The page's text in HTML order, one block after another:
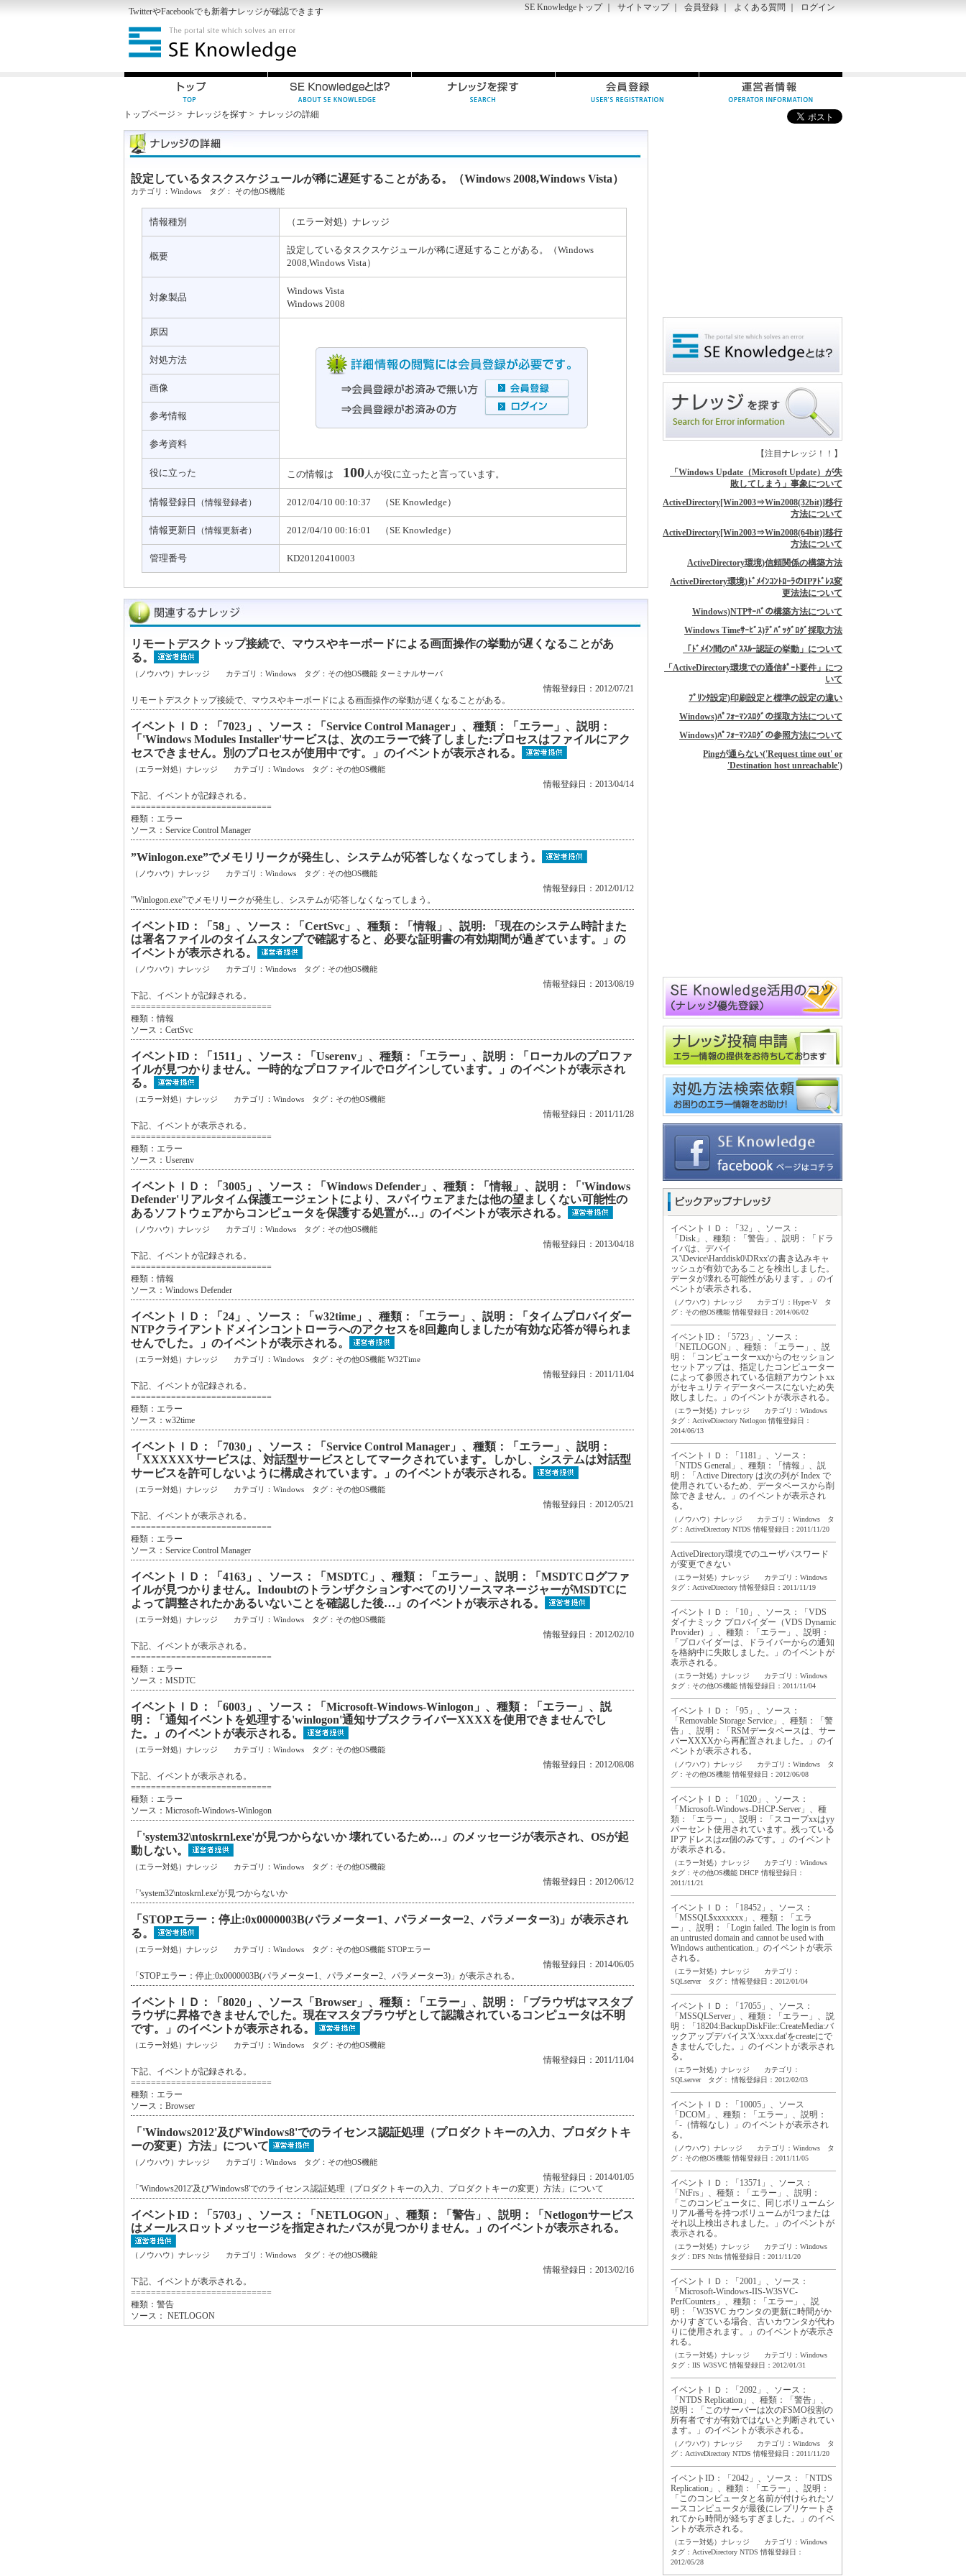
TwitterやFacebookでも新着ナレッジが確認できます SE Knowledgeトップ｜ サイトマップ｜ 会員登録 よくある質問 ログイン
トップページ > ナレッジを探す > ナレッジの詳細
設定しているタスクスケジュールが稀に遅延することがある。（Windows 2008,Windows Vista）
カテゴリ： Windows タグ： その他OS機能
情報種別 （エラー対処）ナレッジ
概要
設定しているタスクスケジュールが稀に遅延することがある。（Windows
2008,Windows Vista）
対象製品
Windows Vista
Windows 2008
原因
対処方法
画像
参考情報
参考資料
役に立った この情報は 100人が役に立ったと言っています。
情報登録日 （情報登録者） 2012/04/10 00:10:37 （SE Knowledge）
情報更新日 （情報更新者） 2012/04/10 00:16:01 （SE Knowledge）
管理番号 KD20120410003
リモートデスクトップ接続で、マウスやキーボードによる画面操作の挙動が遅くなることがあ
る。
（ノウハウ）ナレッジ カテゴリ：Windows タグ： その他OS機能 ターミナルサーバ
情報登録日：2012/07/21
リモートデスクトップ接続で、マウスやキーボードによる画面操作の挙動が遅くなることがある。
イベントＩＤ：「7023」、ソース：「Service Control Manager」、種類：「エラー」、説明：
「'Windows Modules Installer'サービスは、次のエラーで終了しました:プロセスはファイルにアク
セスできません。別のプロセスが使用中です。」のイベントが表示される。
（エラー対処）ナレッジ カテゴリ：Windows タグ： その他OS機能
情報登録日：2013/04/14
下記、イベントが記録される。
============================
種類：エラー
ソース：Service Control Manager
”Winlogon.exe”でメモリリークが発生し、システムが応答しなくなってしまう。
（ノウハウ）ナレッジ カテゴリ：Windows タグ： その他OS機能
情報登録日：2012/01/12
”Winlogon.exe”でメモリリークが発生し、システムが応答しなくなってしまう。
イベントID：「58」、ソース：「CertSvc」、種類：「情報」、説明: 「現在のシステム時計また
は署名ファイルのタイムスタンプで確認すると、必要な証明書の有効期間が過ぎています。」の
イベントが表示される。
（ノウハウ）ナレッジ カテゴリ：Windows タグ： その他OS機能
情報登録日：2013/08/19
下記、イベントが記録される。
============================
種類：情報
ソース：CertSvc
イベントID：「1511」、ソース：「Userenv」、種類：「エラー」、説明：「ローカルのプロファ
イルが見つかりません。一時的なプロファイルでログインしています。」のイベントが表示され
る。
（エラー対処）ナレッジ カテゴリ：Windows タグ： その他OS機能
情報登録日：2011/11/28
下記、イベントが表示される。
============================
種類：エラー
ソース：Userenv
イベントＩＤ：「3005」、ソース：「Windows Defender」、種類：「情報」、説明：「'Windows
Defender'リアルタイム保護エージェントにより、スパイウェアまたは他の望ましくない可能性の
あるソフトウェアからコンピュータを保護する処置が…」のイベントが表示される。
（ノウハウ）ナレッジ カテゴリ：Windows タグ： その他OS機能
情報登録日：2013/04/18
下記、イベントが記録される。
============================
種類：情報
ソース：Windows Defender
イベントＩＤ：「24」、ソース：「w32time」、種類：「エラー」、説明：「タイムプロバイダー
NTPクライアントドメインコントローラへのアクセスを8回趣向しましたが有効な応答が得られま
せんでした。」のイベントが表示される。
（エラー対処）ナレッジ カテゴリ：Windows タグ： その他OS機能 W32Time
情報登録日：2011/11/04
下記、イベントが記録される。
============================
種類：エラー
ソース：w32time
イベントＩＤ：「7030」、ソース：「Service Control Manager」、種類：「エラー」、説明：
「XXXXXXサービスは、対話型サービスとしてマークされています。しかし、システムは対話型
サービスを許可しないように構成されています。」のイベントが表示される。
（エラー対処）ナレッジ カテゴリ：Windows タグ： その他OS機能
情報登録日：2012/05/21
下記、イベントが表示される。
============================
種類：エラー
ソース：Service Control Manager
イベントＩＤ：「4163」、ソース：「MSDTC」、種類：「エラー」、説明：「MSDTCログファ
イルが見つかりません。IndoubtのトランザクションすべてのリソースマネージャーがMSDTCに
よって調整されたかあるいないことを確認した後…」のイベントが表示される。
（エラー対処）ナレッジ カテゴリ：Windows タグ： その他OS機能
情報登録日：2012/02/10
下記、イベントが表示される。
============================
種類：エラー
ソース：MSDTC
イベントＩＤ：「6003」、ソース：「Microsoft-Windows-Winlogon」、種類：「エラー」、説
明：「通知イベントを処理する'winlogon'通知サブスクライバーXXXXを使用できませんでし
た。」のイベントが表示される。
（エラー対処）ナレッジ カテゴリ：Windows タグ： その他OS機能
情報登録日：2012/08/08
下記、イベントが表示される。
============================
種類：エラー
ソース：Microsoft-Windows-Winlogon
「'system32\ntoskrnl.exe'が見つからないか 壊れているため…」のメッセージが表示され、OSが起
動しない。
（エラー対処）ナレッジ カテゴリ：Windows タグ： その他OS機能
情報登録日：2012/06/12
「'system32\ntoskrnl.exe'が見つからないか
「STOPエラー：停止:0x0000003B(パラメーター1、パラメーター2、パラメーター3)」が表示され
る。
（エラー対処）ナレッジ カテゴリ：Windows タグ： その他OS機能 STOPエラー
情報登録日：2014/06/05
「STOPエラー：停止:0x0000003B(パラメーター1、パラメーター2、パラメーター3)」が表示される。
イベントＩＤ：「8020」、ソース「Browser」、種類：「エラー」、説明：「ブラウザはマスタブ
ラウザに昇格できませんでした。現在マスタブラウザとして認識されているコンピュータは不明
です。」のイベントが表示される。
（エラー対処）ナレッジ カテゴリ：Windows タグ： その他OS機能
情報登録日：2011/11/04
下記、イベントが記録される。
============================
種類：エラー
ソース：Browser
「'Windows2012'及び'Windows8'でのライセンス認証処理（プロダクトキーの入力、プロダクトキ
ーの変更）方法」について
（ノウハウ）ナレッジ カテゴリ：Windows タグ： その他OS機能
情報登録日：2014/01/05
「'Windows2012'及び'Windows8'でのライセンス認証処理（プロダクトキーの入力、プロダクトキーの変更）方法」について
イベントID：「5703」、ソース：「NETLOGON」、種類：「警告」、説明：「Netlogonサービス
はメールスロットメッセージを指定されたパスが見つかりません。」のイベントが表示される。
（ノウハウ）ナレッジ カテゴリ：Windows タグ： その他OS機能
情報登録日：2013/02/16
下記、イベントが表示される。
============================
種類：警告
ソース： NETLOGON
【注目ナレッジ！！】
「Windows Update（Microsoft Update）が失
敗してしまう」事象について
ActiveDirectory[Win2003⇒Win2008(32bit)]移行
方法について
ActiveDirectory[Win2003⇒Win2008(64bit)]移行
方法について
ActiveDirectory環境)信頼関係の構築方法
ActiveDirectory環境)ﾄﾞﾒｲﾝｺﾝﾄﾛｰﾗのIPｱﾄﾞﾚｽ変
更法法について
Windows)NTPｻｰﾊﾞの構築方法について
Windows Timeｻｰﾋﾞｽ)ﾃﾞﾊﾞｯｸﾞﾛｸﾞ採取方法
「ﾄﾞﾒｲﾝ間のﾊﾟｽｽﾙｰ認証の挙動」について
「ActiveDirectory環境での通信ﾎﾟｰﾄ要件」につ
いて
ﾌﾟﾘﾝﾀ設定)印刷設定と標準の設定の違い
Windows)ﾊﾟﾌｫｰﾏﾝｽﾛｸﾞの採取方法について
Windows)ﾊﾟﾌｫｰﾏﾝｽﾛｸﾞの参照方法について
Pingが通らない('Request time out' or
'Destination host unreachable')
イベントＩＤ：「32」、ソース：
「Disk」、種類：「警告」、説明：「ドラ
イバは、デバイ
ス'\Device\Harddisk0\DRxx'の書き込みキャ
ッシュが有効であることを検出しました。
データが壊れる可能性があります。」のイ
ベントが表示される。
（ノウハウ）ナレッジ カテゴリ：Hyper-V タ
グ： その他OS機能 情報登録日：2014/06/02
イベントID：「5723」、ソース：
「NETLOGON」、種類：「エラー」、説
明：「コンピューターxxからのセッション
セットアップは、指定したコンピューター
によって参照されている信頼アカウントxx
がセキュリティデータベースにないため失
敗しました。」のイベントが表示される。
（エラー対処）ナレッジ カテゴリ：Windows
タグ： ActiveDirectory Netlogon 情報登録日：
2014/06/13
イベントＩＤ：「1181」、ソース：
「NTDS General」、種類：「情報」、説
明：「Active Directory は次の列が Index で
使用されているため、データベースから削
除できません。」のイベントが表示され
る。
（ノウハウ）ナレッジ カテゴリ：Windows タ
グ： ActiveDirectory NTDS 情報登録日：2011/11/20
ActiveDirectory環境でのユーザパスワード
が変更できない
（エラー対処）ナレッジ カテゴリ：Windows
タグ： ActiveDirectory 情報登録日：2011/11/19
イベントＩＤ：「10」、ソース：「VDS
ダイナミック プロバイダー（VDS Dynamic
Provider）」、種類：「エラー」、説明：
「プロバイダーは、ドライバーからの通知
を格納中に失敗しました。」のイベントが
表示される。
（エラー対処）ナレッジ カテゴリ：Windows
タグ： その他OS機能 情報登録日：2011/11/04
イベントＩＤ：「95」、ソース：
「Removable Storage Service」、種類：「警
告」、説明：「RSMデータベースは、サー
バーXXXXから再配置されました。」のイ
ベントが表示される。
（ノウハウ）ナレッジ カテゴリ：Windows タ
グ： その他OS機能 情報登録日：2012/06/08
イベントＩＤ：「1020」、ソース：
「Microsoft-Windows-DHCP-Server」、種
類：「エラー」、説明：「スコープxxはyy
パーセント使用されています。残っている
IPアドレスはzz個のみです。」のイベント
が表示される。
（エラー対処）ナレッジ カテゴリ：Windows
タグ： その他OS機能 DHCP 情報登録日：
2011/11/21
イベントＩＤ：「18452」、ソース：
「MSSQL$xxxxxxx」、種類：「エラ
ー」、説明：「Login failed. The login is from
an untrusted domain and cannot be used with
Windows authentication.」のイベントが表示
される。
（エラー対処）ナレッジ カテゴリ：
SQLserver タグ：
情報登録日：2012/01/04
イベントＩＤ：「17055」、ソース：
「MSSQLServer」、種類：「エラー」、説
明：「18204:BackupDiskFile::CreateMedia:バ
ックアップデバイス'X:\xxx.dat'をcreateにで
きませんでした。」のイベントが表示され
る。
（エラー対処）ナレッジ カテゴリ：
SQLserver タグ：
情報登録日：2012/02/03
イベントＩＤ：「10005」、ソース
「DCOM」、種類：「エラー」、説明：
「-（情報なし）」のイベントが表示され
る。
（ノウハウ）ナレッジ カテゴリ：Windows タ
グ： その他OS機能 情報登録日：2011/11/05
イベントＩＤ：「13571」、ソース：
「NtFrs」、種類：「エラー」、説明：
「このコンピュータに、同じボリュームシ
リアル番号を持つボリュームが1つまたは
それ以上検出されました。」のイベントが
表示される。
（エラー対処）ナレッジ カテゴリ：Windows
タグ： DFS Ntfrs 情報登録日：2011/11/20
イベントＩＤ：「2001」、ソース：
「Microsoft-Windows-IIS-W3SVC-
PerfCounters」、種類：「エラー」、説
明：「W3SVC カウンタの更新に時間がか
かりすぎている場合、古いカウンタが代わ
りに使用されます。」のイベントが表示さ
れる。
（エラー対処）ナレッジ カテゴリ：Windows
タグ： IIS W3SVC 情報登録日：2012/01/31
イベントＩＤ：「2092」、ソース：
「NTDS Replication」、種類：「警告」、
説明：「このサーバーは次のFSMO役割の
所有者ですが有効ではないと判断されてい
ます。」のイベントが表示される。
（ノウハウ）ナレッジ カテゴリ：Windows タ
グ： ActiveDirectory NTDS 情報登録日：2011/11/20
イベントID：「2042」、ソース：「NTDS
Replication」、種類：「エラー」、説明：
「このコンピュータと名前が付けられたソ
ースコンピュータが最後にレプリケートさ
れてから時間が経ちすぎました。」のイベ
ントが表示される。
（エラー対処）ナレッジ カテゴリ：Windows
タグ： ActiveDirectory NTDS 情報登録日：
2012/05/28